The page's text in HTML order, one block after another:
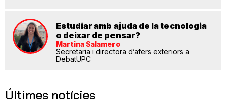
Estudiar amb ajuda de la tecnologia
o deixar de pensar?
Martina Salamero
Secretaria i directora d’afers exteriors a
DebatUPC
Últimes notícies